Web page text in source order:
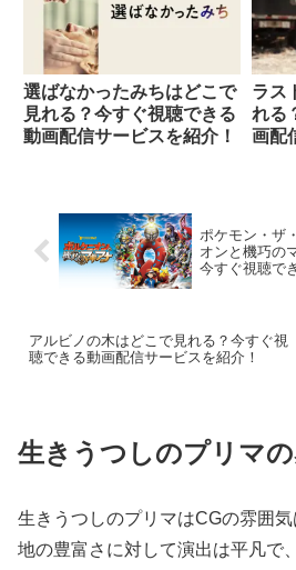
選ばなかったみちはどこで
見れる？今すぐ視聴できる
動画配信サービスを紹介！
ラス
れる
画配
ポケモン・ザ
オンと機巧の
今すぐ視聴で
アルビノの木はどこで見れる？今すぐ視
聴できる動画配信サービスを紹介！
生きうつしのプリマ
生きうつしのプリマはCGの雰囲
地の豊富さに対して演出は平凡で